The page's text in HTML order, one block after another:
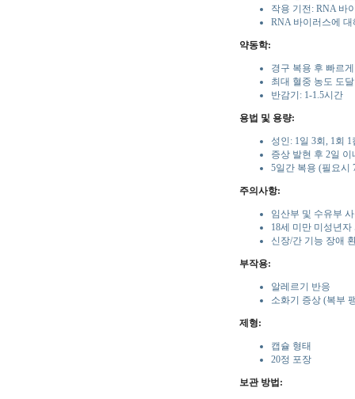
작용 기전: RNA 바
RNA 바이러스에
약동학:
경구 복용 후 빠르
최대 혈중 농도 도
반감기: 1-1.5시간
용법 및 용량:
성인: 1일 3회, 1회
증상 발현 후 2일
5일간 복용 (필요시
주의사항:
임산부 및 수유부
18세 미만 미성년자
신장/간 기능 장애
부작용:
알레르기 반응
소화기 증상 (복부
제형:
캡슐 형태
20정 포장
보관 방법: